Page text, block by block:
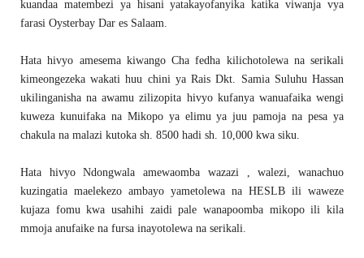
kuandaa matembezi ya hisani yatakayofanyika katika viwanja vya
farasi Oysterbay Dar es Salaam.
Hata hivyo amesema kiwango Cha fedha kilichotolewa na serikali
kimeongezeka wakati huu chini ya Rais Dkt. Samia Suluhu Hassan
ukilinganisha na awamu zilizopita hivyo kufanya wanuafaika wengi
kuweza kunuifaka na Mikopo ya elimu ya juu pamoja na pesa ya
chakula na malazi kutoka sh. 8500 hadi sh. 10,000 kwa siku.
Hata hivyo Ndongwala amewaomba wazazi , walezi, wanachuo
kuzingatia maelekezo ambayo yametolewa na HESLB ili waweze
kujaza fomu kwa usahihi zaidi pale wanapoomba mikopo ili kila
mmoja anufaike na fursa inayotolewa na serikali.